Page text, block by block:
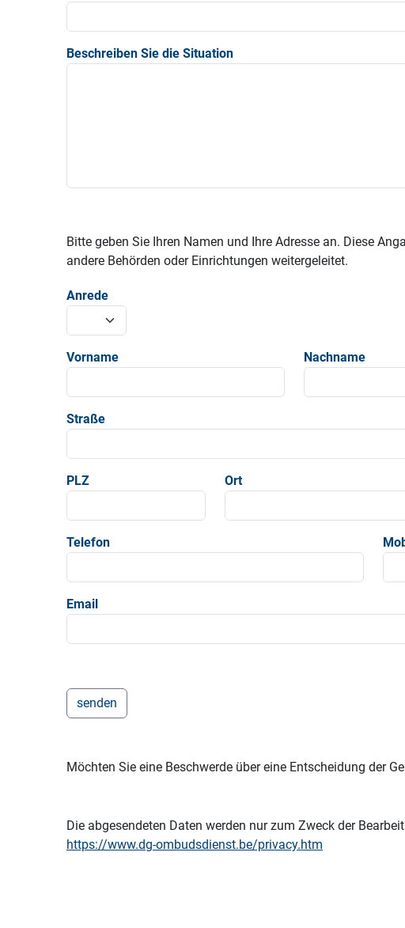
Beschreiben Sie die Situation
Bitte geben Sie Ihren Namen und Ihre Adresse an. Diese
andere Behörden oder Einrichtungen weitergeleitet.
Anrede
Vorname Nachname
Straße
PLZ Ort
Telefon
Email
Möchten Sie eine Beschwerde über eine Entscheidung der
Die abgesendeten Daten werden nur zum Zweck der
https://www.dg-ombudsdienst.be/privacy.htm